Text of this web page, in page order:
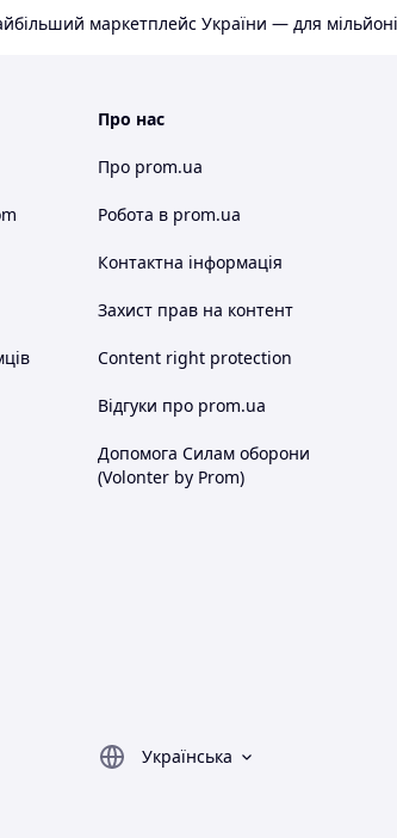
маркетплейс України — для
Про нас
Про prom.ua
Робота в prom.ua
Контактна інформація
Захист прав на контент
Content right protection
Відгуки про prom.ua
Допомога Силам оборони
(Volonter by Prom)
Українська